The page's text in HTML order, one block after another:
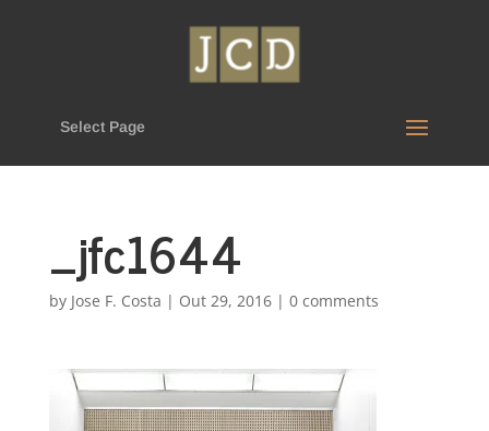
Select Page
_jfc1644
by Jose F. Costa | Out 29, 2016| 0 comments